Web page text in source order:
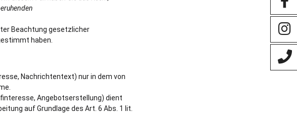
Beachtung gesetzlicher
haben.
Nachrichtentext) nur in dem von
Angebotserstellung) dient
auf Grundlage des Art. 6 Abs. 1 lit.